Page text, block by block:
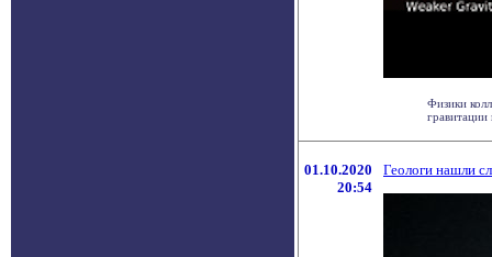
Физики
гравитации
01.10.2020
20:54
Геологи нашли